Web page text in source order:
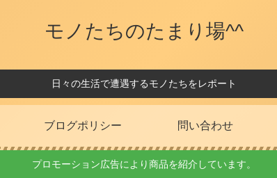
モノたちのたまり場^^
日々の生活で遭遇するモノたちをレポート
ブログポリシー 問い合わせ
プロモーション広告により商品を紹介しています。